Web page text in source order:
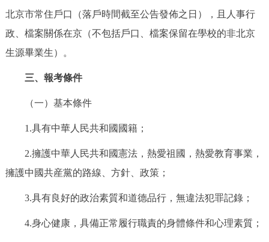
多語種
ENGLISH 한국어 日本語
ESPAÑOL
北京市常住戶口（落戶時間截至公告發佈之日），且人事行
政、檔案關係在京（不包括戶口、檔案保留在學校的非北京
生源畢業生）。
三、報考條件
（一）基本條件
1.具有中華人民共和國國籍；
2.擁護中華人民共和國憲法，熱愛祖國，熱愛教育事業，
擁護中國共産黨的路線、方針、政策；
3.具有良好的政治素質和道德品行，無違法犯罪記錄；
4.身心健康，具備正常履行職責的身體條件和心理素質；